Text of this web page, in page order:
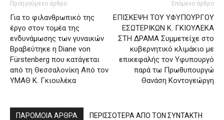
Προηγούμενο άρθρο
Για το φιλανθρωπικό της
έργο στον τομέα της
ενδυνάμωσης των γυναικών
Βραβεύτηκε η Diane von
Fürstenberg που κατάγεται
από τη Θεσσαλονίκη Από τον
ΥΜΑΘ Κ. Γκιουλέκα
Επόμενο άρθρο
ΕΠΙΣΚΕΨΗ ΤΟΥ ΥΦΥΠΟΥΡΓΟΥ
ΕΣΩΤΕΡΙΚΩΝ Κ. ΓΚΙΟΥΛΕΚΑ
ΣΤΗ ΔΡΑΜΑ Συμμετείχε στο
κυβερνητικό κλιμάκιο με
επικεφαλής τον Υφυπουργό
παρά τω Πρωθυπουργώ
Θανάση Κοντογεώργη
ΠΑΡΟΜΟΙΑ ΑΡΘΡΑ ΠΕΡΙΣΣΟΤΕΡΑ ΑΠΟ ΤΟΝ ΣΥΝΤΑΚΤΗ